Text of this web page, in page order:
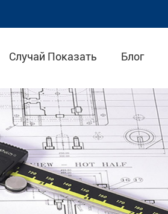
Случай Показать Блог